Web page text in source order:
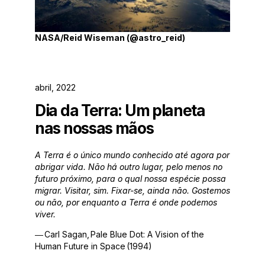
NASA/Reid Wiseman (@astro_reid)
abril, 2022
Dia da Terra: Um planeta
nas nossas mãos
A Terra é o único mundo conhecido até agora por
abrigar vida. Não há outro lugar, pelo menos no
futuro próximo, para o qual nossa espécie possa
migrar. Visitar, sim. Fixar-se, ainda não. Gostemos
ou não, por enquanto a Terra é onde podemos
viver.
― Carl Sagan, Pale Blue Dot: A Vision of the
Human Future in Space (1994)